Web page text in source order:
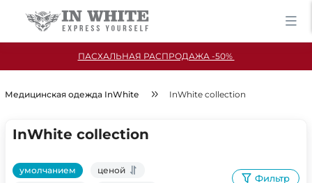
ПАСХАЛЬНАЯ РАСПРОДАЖА -50%
Медицинская одежда InWhite InWhite collection
InWhite collection
умолчанием
ценой
Фильтр